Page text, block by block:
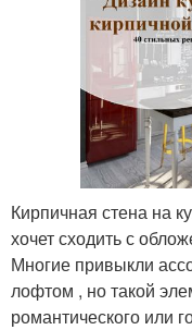
Кирпичная стена на
хочет сходить с
Многие привыкли
лофтом , но такой
романтического или